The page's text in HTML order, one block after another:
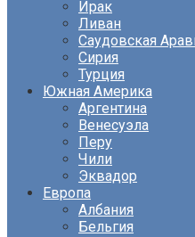
Ирак
Ливан
Саудовская
Сирия
Турция
Южная Америка
Аргентина
Венесуэла
Перу
Чили
Эквадор
Европа
Албания
Бельгия